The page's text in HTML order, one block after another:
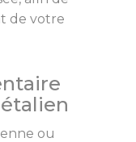
de votre
ou